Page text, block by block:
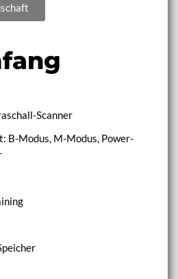
Scanner
B-Modus, M-Modus, Power-